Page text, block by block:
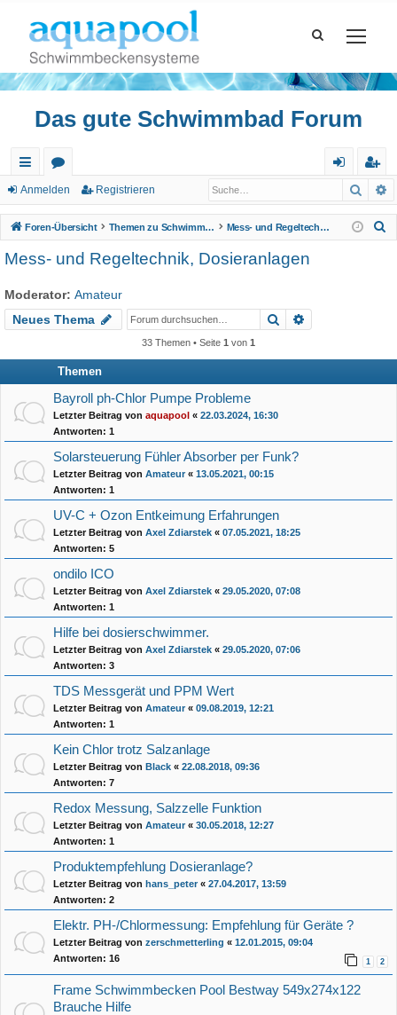
Das gute Schwimmbad Forum
ch
ne
llz
riff
or
en m
el
eg
ist
rie
Anmelden Registrieren
Foren-Übersicht Themen zu Schwimmbad Mess- und Regeltechnik, Dosieranlagen
Mess- und Regeltechnik, Dosieranlagen
Moderator: Amateur
Neues Thema
Suche
33 Themen • Seite 1 von 1
Themen
Bayroll ph-Chlor Pumpe Probleme
Letzter Beitrag von aquapool « 22.03.2024, 16:30
Antworten: 1
Solarsteuerung Fühler Absorber per Funk?
Letzter Beitrag von Amateur« 13.05.2021, 00:15
Antworten: 1
UV-C + Ozon Entkeimung Erfahrungen
Letzter Beitrag von Axel Zdiarstek « 07.05.2021, 18:25
Antworten: 5
ondilo ICO
Letzter Beitrag von Axel Zdiarstek « 29.05.2020, 07:08
Antworten: 1
Hilfe bei dosierschwimmer.
Letzter Beitrag von Axel Zdiarstek « 29.05.2020, 07:06
Antworten: 3
TDS Messgerät und PPM Wert
Letzter Beitrag von Amateur« 09.08.2019, 12:21
Antworten: 1
Kein Chlor trotz Salzanlage
Letzter Beitrag von Black « 22.08.2018, 09:36
Antworten: 7
Redox Messung, Salzzelle Funktion
Letzter Beitrag von Amateur« 30.05.2018, 12:27
Antworten: 1
Produktempfehlung Dosieranlage?
Letzter Beitrag von hans_peter« 27.04.2017, 13:59
Antworten: 2
Elektr. PH-/Chlormessung: Empfehlung für Geräte ?
Letzter Beitrag von zerschmetterling « 12.01.2015, 09:04
Antworten: 16 1 2
Frame Schwimmbecken Pool Bestway 549x274x122
Brauche Hilfe